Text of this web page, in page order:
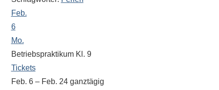
Feb.
6
Mo.
Betriebspraktikum Kl. 9
Tickets
Feb. 6 – Feb. 24 ganztägig